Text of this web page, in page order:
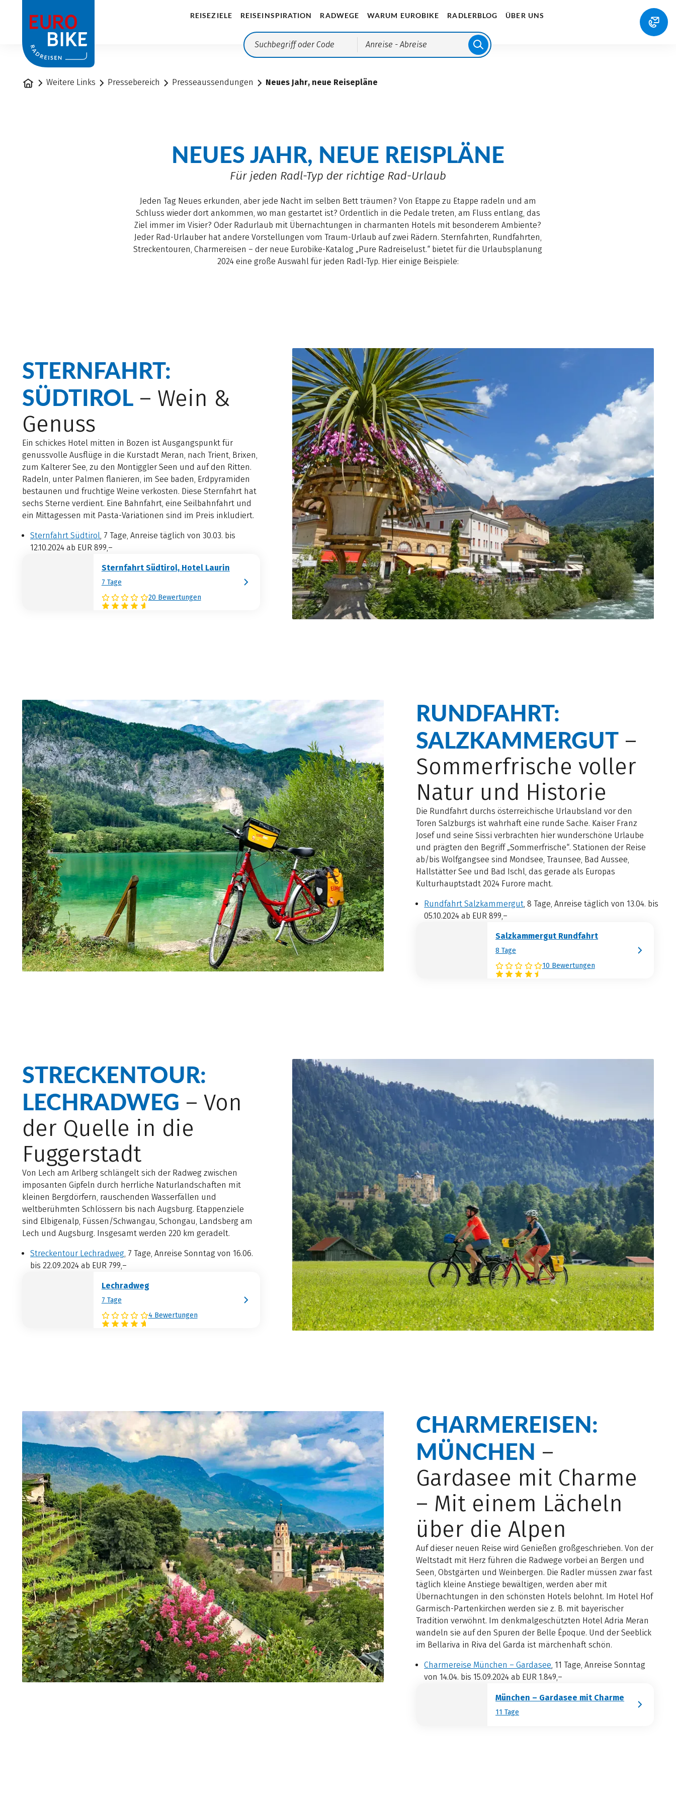
REISEZIELE REISEINSPIRATION RADWEGE WARUM EUROBIKE RADLERBLOG ÜBER UNS
Anreise - Abreise
StartseiteWeitere Links Pressebereich Presseaussendungen Neues Jahr, neue Reisepläne
NEUES JAHR, NEUE REISPLÄNE
Für jeden Radl-Typ der richtige Rad-Urlaub
Jeden Tag Neues erkunden, aber jede Nacht im selben Bett träumen? Von Etappe zu Etappe radeln und am
Schluss wieder dort ankommen, wo man gestartet ist? Ordentlich in die Pedale treten, am Fluss entlang, das
Ziel immer im Visier? Oder Radurlaub mit Übernachtungen in charmanten Hotels mit besonderem Ambiente?
Jeder Rad-Urlauber hat andere Vorstellungen vom Traum-Urlaub auf zwei Rädern. Sternfahrten, Rundfahrten,
Streckentouren, Charmereisen – der neue Eurobike-Katalog „Pure Radreiselust.“ bietet für die Urlaubsplanung
2024 eine große Auswahl für jeden Radl-Typ. Hier einige Beispiele:
STERNFAHRT:
SÜDTIROL – Wein &
Genuss
Ein schickes Hotel mitten in Bozen ist Ausgangspunkt für
genussvolle Ausflüge in die Kurstadt Meran, nach Trient, Brixen,
zum Kalterer See, zu den Montiggler Seen und auf den Ritten.
Radeln, unter Palmen flanieren, im See baden, Erdpyramiden
bestaunen und fruchtige Weine verkosten. Diese Sternfahrt hat
sechs Sterne verdient. Eine Bahnfahrt, eine Seilbahnfahrt und
ein Mittagessen mit Pasta-Variationen sind im Preis inkludiert.
Sternfahrt Südtirol, 7 Tage, Anreise täglich von 30.03. bis
12.10.2024 ab EUR 899,–
Sternfahrt Südtirol, Hotel Laurin
7 Tage
20 Bewertungen
RUNDFAHRT:
SALZKAMMERGUT –
Sommerfrische voller
Natur und Historie
Die Rundfahrt durchs österreichische Urlaubsland vor den
Toren Salzburgs ist wahrhaft eine runde Sache. Kaiser Franz
Josef und seine Sissi verbrachten hier wunderschöne Urlaube
und prägten den Begriff „Sommerfrische“. Stationen der Reise
ab/bis Wolfgangsee sind Mondsee, Traunsee, Bad Aussee,
Hallstätter See und Bad Ischl, das gerade als Europas
Kulturhauptstadt 2024 Furore macht.
Rundfahrt Salzkammergut, 8 Tage, Anreise täglich von 13.04. bis
05.10.2024 ab EUR 899,–
Salzkammergut Rundfahrt
8 Tage
10 Bewertungen
STRECKENTOUR:
LECHRADWEG – Von
der Quelle in die
Fuggerstadt
Von Lech am Arlberg schlängelt sich der Radweg zwischen
imposanten Gipfeln durch herrliche Naturlandschaften mit
kleinen Bergdörfern, rauschenden Wasserfällen und
weltberühmten Schlössern bis nach Augsburg. Etappenziele
sind Elbigenalp, Füssen/Schwangau, Schongau, Landsberg am
Lech und Augsburg. Insgesamt werden 220 km geradelt.
Streckentour Lechradweg, 7 Tage, Anreise Sonntag von 16.06.
bis 22.09.2024 ab EUR 799,–
Lechradweg
7 Tage
4 Bewertungen
CHARMEREISEN:
MÜNCHEN –
Gardasee mit Charme
– Mit einem Lächeln
über die Alpen
Auf dieser neuen Reise wird Genießen großgeschrieben. Von der
Weltstadt mit Herz führen die Radwege vorbei an Bergen und
Seen, Obstgärten und Weinbergen. Die Radler müssen zwar fast
täglich kleine Anstiege bewältigen, werden aber mit
Übernachtungen in den schönsten Hotels belohnt. Im Hotel Hof
Garmisch-Partenkirchen werden sie z. B. mit bayerischer
Tradition verwöhnt. Im denkmalgeschützten Hotel Adria Meran
wandeln sie auf den Spuren der Belle Époque. Und der Seeblick
im Bellariva in Riva del Garda ist märchenhaft schön.
Charmereise München – Gardasee , 11 Tage, Anreise Sonntag
von 14.04. bis 15.09.2024 ab EUR 1.849,–
München – Gardasee mit Charme
11 Tage